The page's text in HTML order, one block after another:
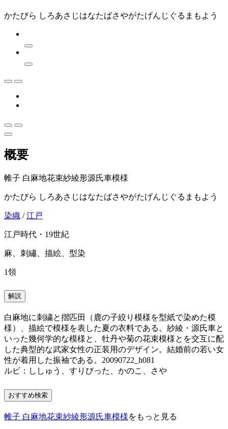
かたびら しろあさじはなたばさやがたげんじぐるまもよう
概要
帷子 白麻地花束紗綾形源氏車模様
かたびら しろあさじはなたばさやがたげんじぐるまもよう
染織 /江戸
江戸時代・19世紀
麻、刺繡、描絵、型染
1領
解説
白麻地に刺繍と摺匹田（鹿の子絞り模様を型紙で染めた模
様）、描絵で模様を表した夏の衣料である。紗綾・源氏車と
いった幾何学的な模様と、牡丹や菊の花束模様とを交互に配
した典型的な武家女性の正装用のデザイン。結婚前の若い女
性が着用した振袖である。20090722_h081
ルビ：ししゅう、すりびった、かのこ、さや
おすすめ検索
帷子 白麻地花束紗綾形源氏車模様をもっと見る